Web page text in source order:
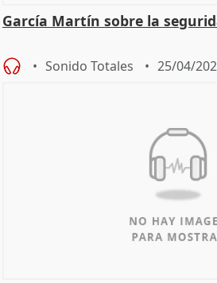
García Martín sobre la
Sonido Totales 25/04/